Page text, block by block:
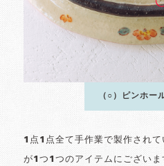
（○）ピンホー
1点1点全て手作業で製作され
が1つ1つのアイテムにございま